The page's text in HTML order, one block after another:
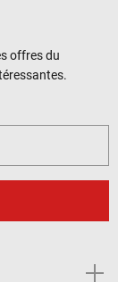
offres du